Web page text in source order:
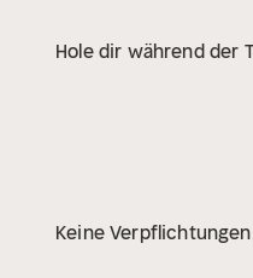
Hole dir während der
Keine